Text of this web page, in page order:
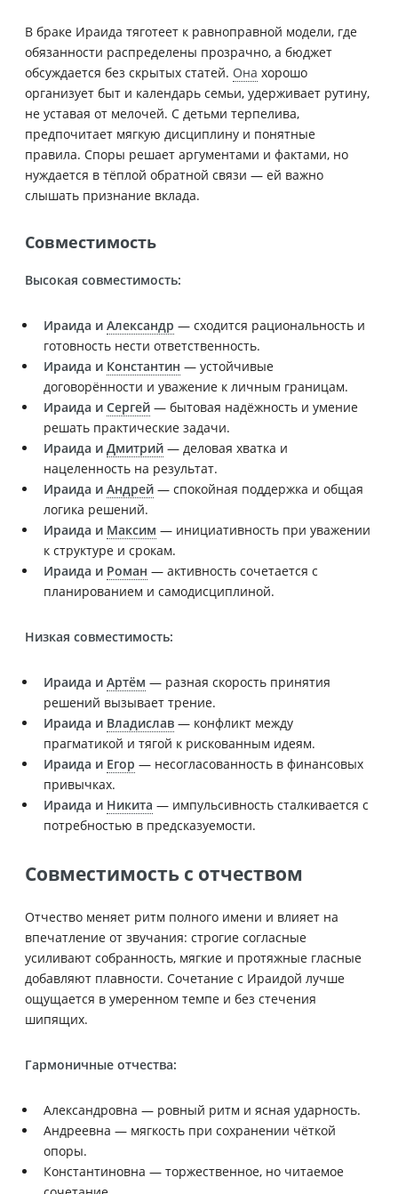
В браке Ираида тяготеет к равноправной модели, где
обязанности распределены прозрачно, а бюджет
обсуждается без скрытых статей. Она хорошо
организует быт и календарь семьи, удерживает рутину,
не уставая от мелочей. С детьми терпелива,
предпочитает мягкую дисциплину и понятные
правила. Споры решает аргументами и фактами, но
нуждается в тёплой обратной связи — ей важно
слышать признание вклада.
Совместимость
Высокая совместимость:
Ираида и Александр — сходится рациональность и
готовность нести ответственность.
Ираида и Константин — устойчивые
договорённости и уважение к личным границам.
Ираида и Сергей — бытовая надёжность и умение
решать практические задачи.
Ираида и Дмитрий — деловая хватка и
нацеленность на результат.
Ираида и Андрей — спокойная поддержка и общая
логика решений.
Ираида и Максим — инициативность при уважении
к структуре и срокам.
Ираида и Роман — активность сочетается с
планированием и самодисциплиной.
Низкая совместимость:
Ираида и Артём — разная скорость принятия
решений вызывает трение.
Ираида и Владислав — конфликт между
прагматикой и тягой к рискованным идеям.
Ираида и Егор — несогласованность в финансовых
привычках.
Ираида и Никита — импульсивность сталкивается с
потребностью в предсказуемости.
Совместимость с отчеством
Отчество меняет ритм полного имени и влияет на
впечатление от звучания: строгие согласные
усиливают собранность, мягкие и протяжные гласные
добавляют плавности. Сочетание с Ираидой лучше
ощущается в умеренном темпе и без стечения
шипящих.
Гармоничные отчества:
Александровна — ровный ритм и ясная ударность.
Андреевна — мягкость при сохранении чёткой
опоры.
Константиновна — торжественное, но читаемое